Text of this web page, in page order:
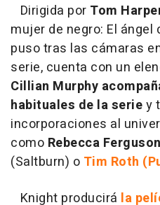
Dirigida por Tom
mujer de negro: El ángel
puso tras las cámaras
serie, cuenta con un
Cillian Murphy
habituales de la seriey
incorporaciones al
como Rebecca Ferguson
(Saltburn) o Tim Roth
Knight producirá la